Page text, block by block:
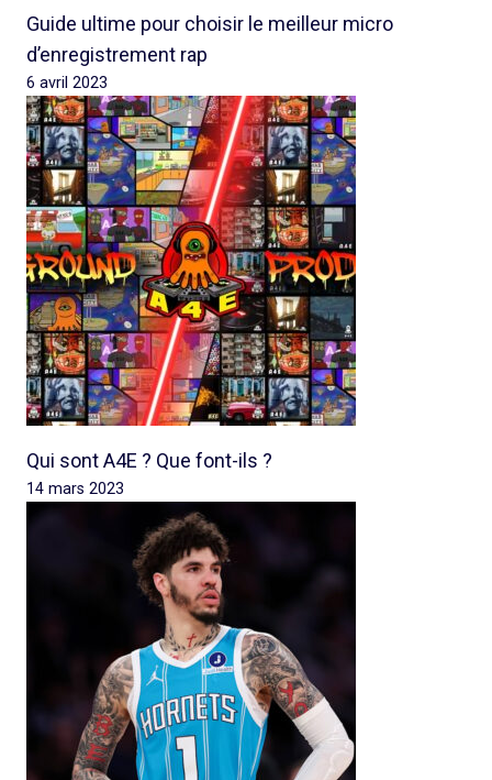
Guide ultime pour choisir le meilleur micro
d’enregistrement rap
6 avril 2023
Qui sont A4E ? Que font-ils ?
14 mars 2023